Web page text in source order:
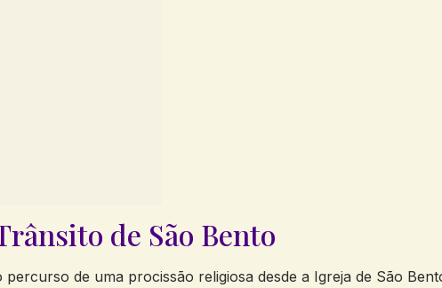
de São Bento
de uma procissão religiosa desde a Igreja de São